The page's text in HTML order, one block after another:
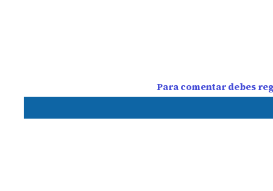
Para comentar debes